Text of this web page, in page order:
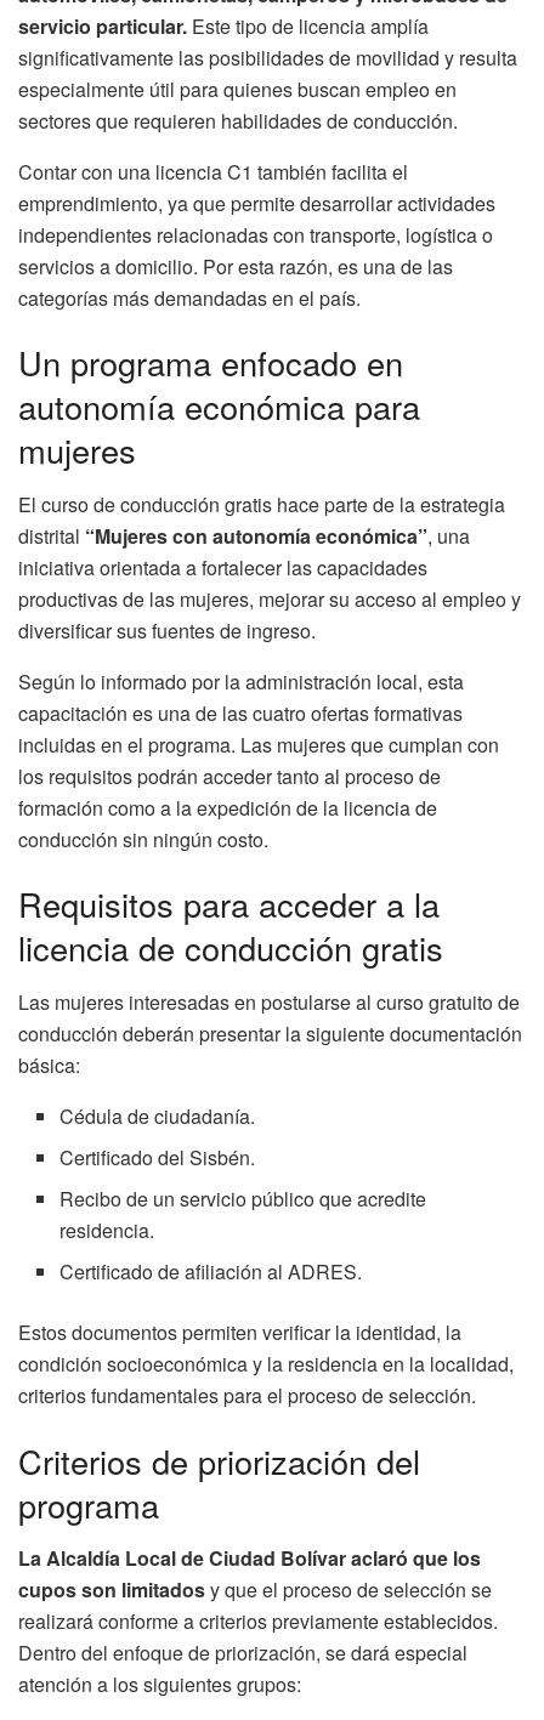
servicio particular. Este tipo de licencia amplía
significativamente las posibilidades de movilidad y resulta
especialmente útil para quienes buscan empleo en
sectores que requieren habilidades de conducción.
Contar con una licencia C1 también facilita el
emprendimiento, ya que permite desarrollar actividades
independientes relacionadas con transporte, logística o
servicios a domicilio. Por esta razón, es una de las
categorías más demandadas en el país.
Un programa enfocado en
autonomía económica para
mujeres
El curso de conducción gratis hace parte de la estrategia
distrital “Mujeres con autonomía económica”, una
iniciativa orientada a fortalecer las capacidades
productivas de las mujeres, mejorar su acceso al empleo y
diversificar sus fuentes de ingreso.
Según lo informado por la administración local, esta
capacitación es una de las cuatro ofertas formativas
incluidas en el programa. Las mujeres que cumplan con
los requisitos podrán acceder tanto al proceso de
formación como a la expedición de la licencia de
conducción sin ningún costo.
Requisitos para acceder a la
licencia de conducción gratis
Las mujeres interesadas en postularse al curso gratuito de
conducción deberán presentar la siguiente documentación
básica:
Cédula de ciudadanía.
Certificado del Sisbén.
Recibo de un servicio público que acredite
residencia.
Certificado de afiliación al ADRES.
Estos documentos permiten verificar la identidad, la
condición socioeconómica y la residencia en la localidad,
criterios fundamentales para el proceso de selección.
Criterios de priorización del
programa
La Alcaldía Local de Ciudad Bolívar aclaró que los
cupos son limitadosy que el proceso de selección se
realizará conforme a criterios previamente establecidos.
Dentro del enfoque de priorización, se dará especial
atención a los siguientes grupos: